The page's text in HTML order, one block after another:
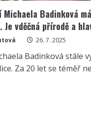
Michaela Badinková
Je vděčná přírodě a
26. 7. 2025
Badinková stále
Za 20 let se téměř